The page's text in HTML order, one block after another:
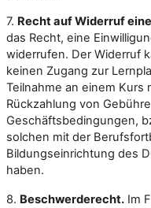
7. Recht auf Widerruf
das Recht, eine
widerrufen. Der Widerruf
keinen Zugang zur
Teilnahme an einem Kurs
Rückzahlung von
Geschäftsbedingungen,
solchen mit der
Bildungseinrichtung des
haben.
8. Beschwerderecht. Im